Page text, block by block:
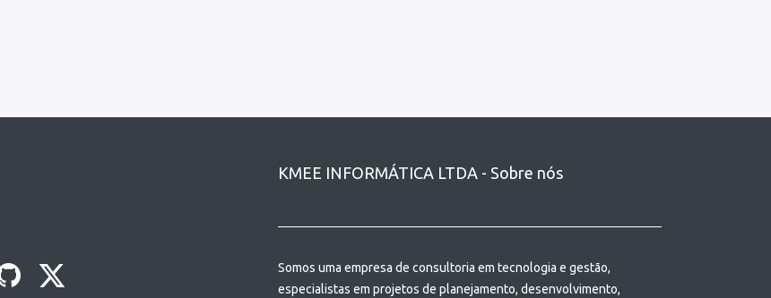
KMEE INFORMÁTICA LTDA - Sobre nós
Somos uma empresa de consultoria em tecnologia e gestão,
especialistas em projetos de planejamento, desenvolvimento,